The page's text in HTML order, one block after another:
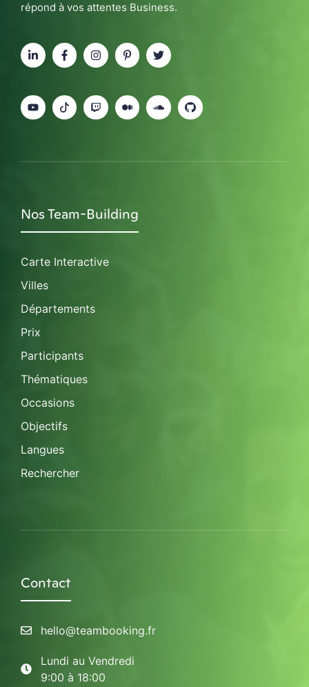
répond à vos attentes Business.
Nos Team-Building
Carte Interactive
Villes
Départements
Prix
Participants
Thématiques
Occasions
Objectifs
Langues
Rechercher
Contact
hello@teambooking.fr
Lundi au Vendredi
9:00 à 18:00